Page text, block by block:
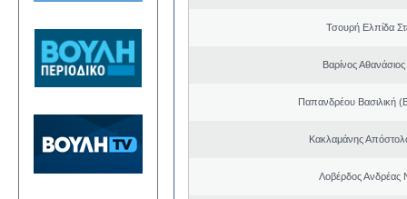
Τσουρή Ελπίδα
Βαρίνος
Παπανδρέου Βασιλική
Κακλαμάνης
Λοβέρδος Ανδρέας